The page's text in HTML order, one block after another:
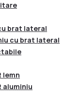
brat lateral
cu brat lateral
lemn
aluminiu